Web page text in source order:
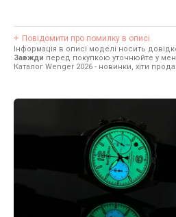
Повідомити про помилку в описі
Інформація в описі моделі носить
Завжди перед покупкою уточнюйте у
Каталог Wenger 2026 - новинки, хіти